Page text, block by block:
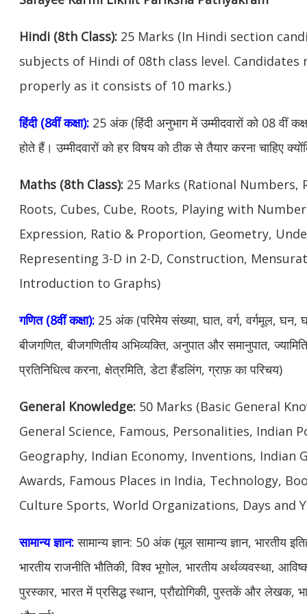
Hindi (8th Class): 25 Marks (In Hindi section
subjects of Hindi of 08th class level.
properly as it consists of 10 marks.)
हिंदी (8वीं कक्षा): 25 अंक (हिंदी अनुभाग में उम्मीदवारों को 08 वीं
होते हैं। उम्मीदवारों को हर विषय को ठीक से तैयार करना चाहिए
Maths (8th Class): 25 Marks (Rational Numbers,
Roots, Cubes, Cube, Roots, Playing with
Expression, Ratio & Proportion, Geometry,
Representing 3-D in 2-D, Construction,
Introduction to Graphs)
गणित (8वीं कक्षा): 25 अंक (परिमेय संख्या, घात, वर्ग, वर्गमूल,
बीजगणित, बीजगणितीय अभिव्यक्ति, अनुपात और समानुपात,
प्रतिनिधित्व करना, क्षेत्रमिति, डेटा हैंडलिंग, ग्राफ़ का परिचय)
General Knowledge: 50 Marks (Basic General
General Science, Famous, Personalities, Indian
Geography, Indian Economy, Inventions, Indian
Awards, Famous Places in India, Technology,
Culture Sports, World Organizations, Days and
सामान्य ज्ञान:सामान्य ज्ञान: 50 अंक (मूल सामान्य ज्ञान, भारतीय
भारतीय राजनीति भौतिकी, विश्व भूगोल, भारतीय अर्थव्यवस्था,
पुरस्कार, भारत में प्रसिद्ध स्थान, प्रौद्योगिकी, पुस्तकें और लेखक,